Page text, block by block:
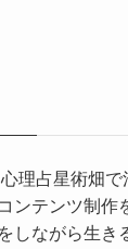
理占星術畑
ンテンツ制作
しながら生き